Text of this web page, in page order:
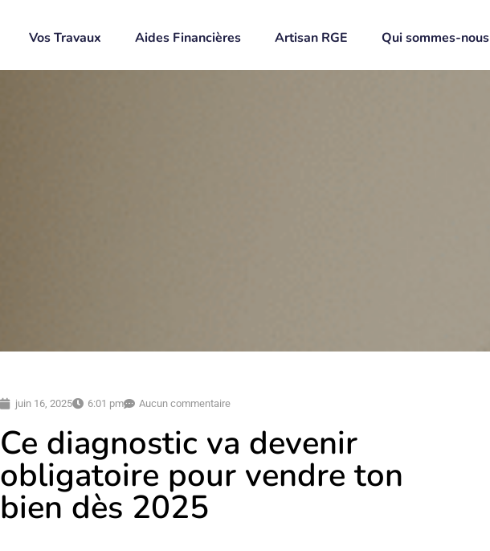
Vos Travaux Aides Financières Artisan RGE Qui sommes-nous
juin 16, 2025 6:01 pm Aucun commentaire
Ce diagnostic va devenir
obligatoire pour vendre ton
bien dès 2025